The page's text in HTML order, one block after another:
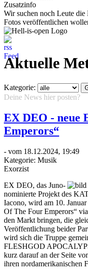
Zusatzinfo
Wir suchen noch Leute
Fotos veröffentlichen
Aktuelle
Kategorie:
Deine News hier posten?
EX DEO - neue
Emperors“
- vom 18.12.2024, 19:49
Kategorie: Musik
Exorzist
EX DEO, das Juno-
nominierte Projekt des
Iacono, wird am 10.
Of The Four Emperors“
den Markt bringen, die
Veröffentlichung beider
wird sich die Truppe
FLESHGOD
kurz darauf an der Seite
ihren nordamerikanischen